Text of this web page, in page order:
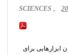
SCIENCES ,
ابزارهایی برای